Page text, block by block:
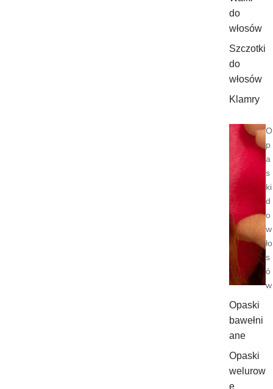
do
włosów
Szczotki
do
włosów
Klamry
O
p
a
s
ki
d
o
w
ło
s
ó
w
Opaski
bawełni
ane
Opaski
welurow
e